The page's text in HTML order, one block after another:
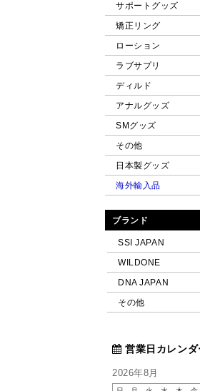
サポートグッズ
矯正リング
ローション
ラブサプリ
ディルド
アナルグッズ
SMグッズ
その他
日本製グッズ
海外輸入品
ブランド
SSI JAPAN
WILDONE
DNA JAPAN
その他
営業日カレンダ
2026年8月